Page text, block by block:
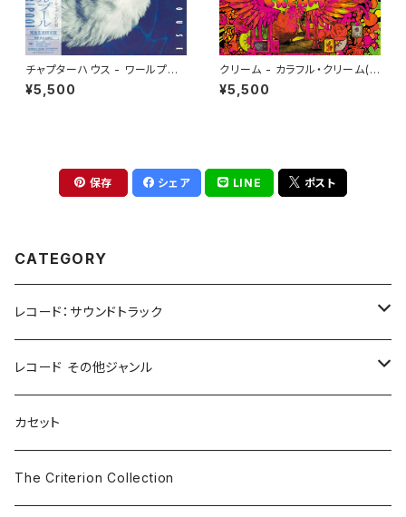
チャプターハウス - ワールプー
ル(LP)
¥5,500
クリーム - カラフル・クリーム(L
P)
¥5,500
保存 シェア LINE ポスト
CATEGORY
レコード：サウンドトラック
ホラー/スリラー
SF
ドラマ/ロマンス
レコード その他ジャンル
Rock & Pop
The Smiths
Classical
カセット
The Criterion Collection